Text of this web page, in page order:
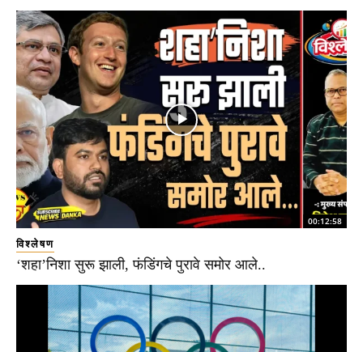
00:12:58
विश्लेषण
‘शहा’निशा सुरू झाली, फंडिंगचे पुरावे समोर आले..